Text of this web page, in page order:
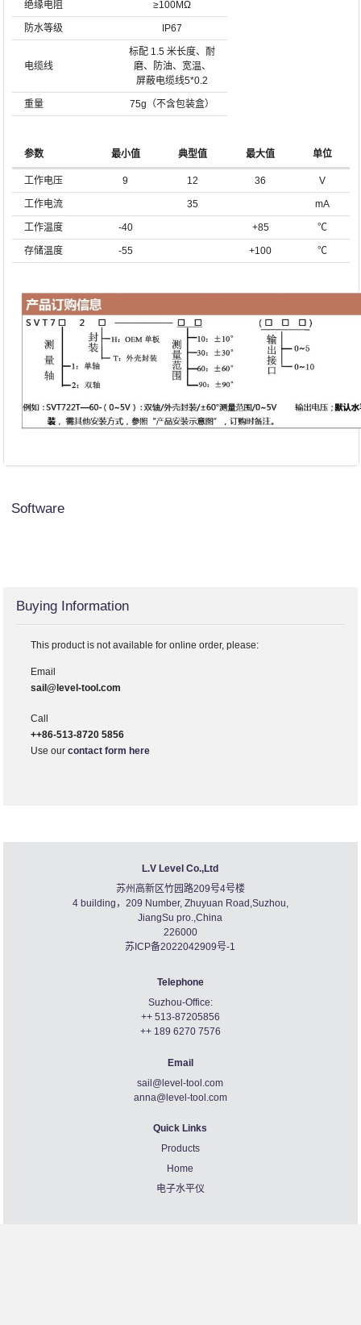
绝缘电阻 ≥100MΩ
防水等级 IP67
电缆线
标配 1.5 米长度、耐
磨、防油、宽温、
屏蔽电缆线5*0.2
重量 75g（不含包装盒）
参数 最小值 典型值 最大值 单位
工作电压 9 12 36 V
工作电流 35 mA
工作温度 -40 +85 ℃
存储温度 -55 +100 ℃
Software
Buying Information
This product is not available for online order, please:
Email
sail@level-tool.com
Call
++86-513-8720 5856
Use ourcontact form here
L.V Level Co.,Ltd
苏州高新区竹园路209号4号楼
4 building，209 Number, Zhuyuan Road,Suzhou,
JiangSu pro.,China
226000
苏ICP备2022042909号-1
Telephone
Suzhou-Office:
++ 513-87205856
++ 189 6270 7576
Email
sail@level-tool.com
anna@level-tool.com
Quick Links
Products
Home
电子水平仪